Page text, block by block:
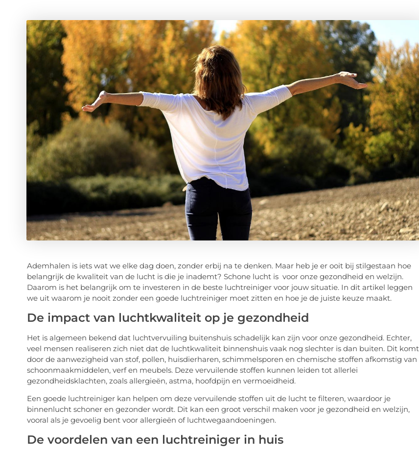
Ademhalen is iets wat we elke dag doen, zonder erbij na te denken. Maar heb je er ooit bij stilgestaan hoe
belangrijk de kwaliteit van de lucht is die je inademt? Schone lucht is voor onze gezondheid en welzijn.
Daarom is het belangrijk om te investeren in de beste luchtreiniger voor jouw situatie. In dit artikel leggen
we uit waarom je nooit zonder een goede luchtreiniger moet zitten en hoe je de juiste keuze maakt.
De impact van luchtkwaliteit op je gezondheid
Het is algemeen bekend dat luchtvervuiling buitenshuis schadelijk kan zijn voor onze gezondheid. Echter,
veel mensen realiseren zich niet dat de luchtkwaliteit binnenshuis vaak nog slechter is dan buiten. Dit komt
door de aanwezigheid van stof, pollen, huisdierharen, schimmelsporen en chemische stoffen afkomstig van
schoonmaakmiddelen, verf en meubels. Deze vervuilende stoffen kunnen leiden tot allerlei
gezondheidsklachten, zoals allergieën, astma, hoofdpijn en vermoeidheid.
Een goede luchtreiniger kan helpen om deze vervuilende stoffen uit de lucht te filteren, waardoor je
binnenlucht schoner en gezonder wordt. Dit kan een groot verschil maken voor je gezondheid en welzijn,
vooral als je gevoelig bent voor allergieën of luchtwegaandoeningen.
De voordelen van een luchtreiniger in huis